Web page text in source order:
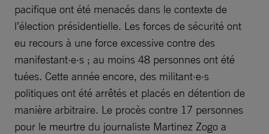
pacifique ont été menacés dans le contexte de
l’élection présidentielle. Les forces de sécurité ont
eu recours à une force excessive contre des
manifestant·e·s ; au moins 48 personnes ont été
tuées. Cette année encore, des militant·e·s
politiques ont été arrêtés et placés en détention de
manière arbitraire. Le procès contre 17 personnes
pour le meurtre du journaliste Martinez Zogo a